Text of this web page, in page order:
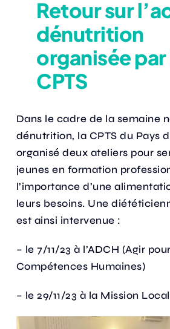
Retour sur
dénutrition
organisée par
CPTS
Dans le cadre de la semaine
dénutrition, la CPTS du Pays
organisé deux ateliers pour
jeunes en formation
l’importance d’une
leurs besoins. Une
est ainsi intervenue :
– le 7/11/23 à l’ADCH (Agir
Compétences Humaines)
– le 29/11/23 à la Mission